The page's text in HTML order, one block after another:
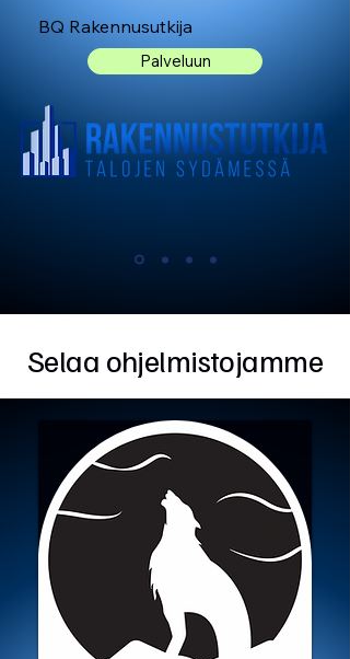
BQ Rakennusutkija
Palveluun
Selaa ohjelmistojamme